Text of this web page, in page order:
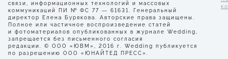
связи, информационных технологий и массовых
коммуникаций ПИ № ФС 77 — 61631. Генеральный
директор Елена Бурякова. Авторские права защищены.
Полное или частичное воспроизведение статей
и фотоматериалов опубликованных в журнале Wedding,
запрещается без письменного согласия
редакции. © ООО «ЮВМ», 2016 г. Wedding публикуется
по разрешению ООО «ЮНАЙТЕД ПРЕСС».